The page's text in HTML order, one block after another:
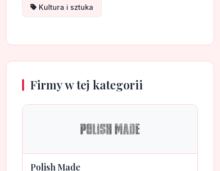
Kultura i sztuka
Firmy w tej kategorii
Polish Made